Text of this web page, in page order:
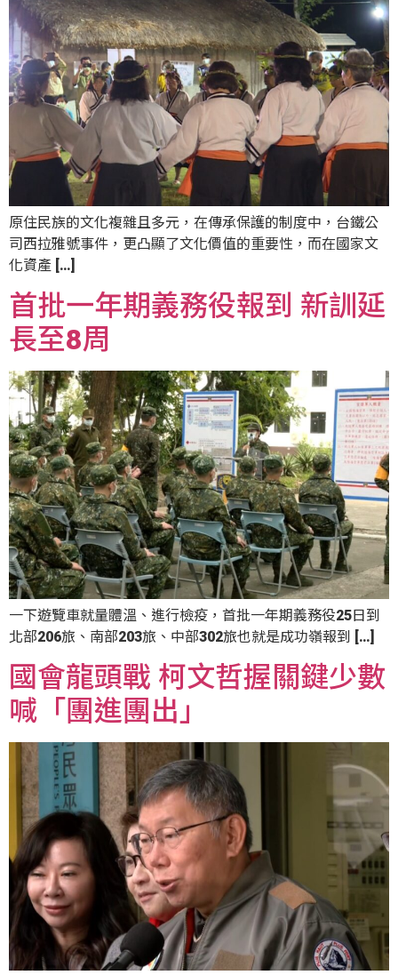
原住民族的文化複雜且多元，在傳承保護的制度中，台鐵公
司西拉雅號事件，更凸顯了文化價值的重要性，而在國家文
化資產 […]
首批一年期義務役報到 新訓延
長至8周
一下遊覽車就量體溫、進行檢疫，首批一年期義務役25日到
北部206旅、南部203旅、中部302旅也就是成功嶺報到 […]
國會龍頭戰 柯文哲握關鍵少數
喊「團進團出」